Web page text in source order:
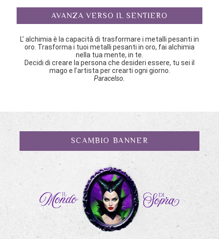
AVANZA VERSO IL SENTIERO
L’ alchimia è la capacità di trasformare i metalli pesanti in
oro. Trasforma i tuoi metalli pesanti in oro, fai alchimia
nella tua mente, in te.
Decidi di creare la persona che desideri essere, tu sei il
mago e l’artista per crearti ogni giorno.
Paracelso.
SCAMBIO BANNER